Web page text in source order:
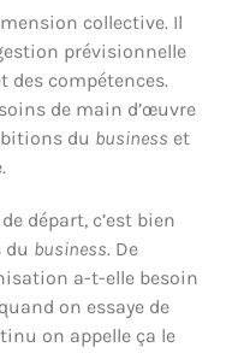
collective. Il
prévisionnelle
des compétences.
de main d’œuvre
du business et
départ, c’est bien
du business. De
a-t-elle besoin
on essaye de
on appelle ça le